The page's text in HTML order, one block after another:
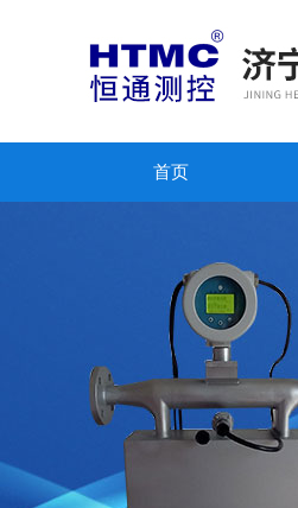
首页